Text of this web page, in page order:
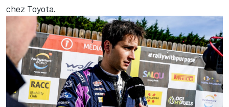
chez Toyota.